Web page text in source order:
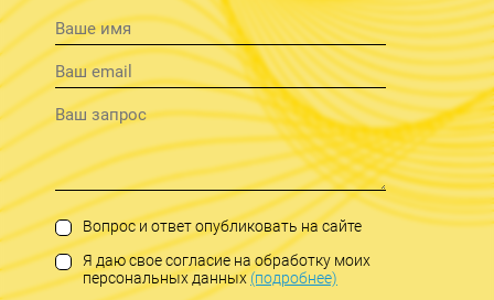
Вопрос и ответ опубликовать на сайте
Я даю свое согласие на обработку моих
персональных данных(подробнее)